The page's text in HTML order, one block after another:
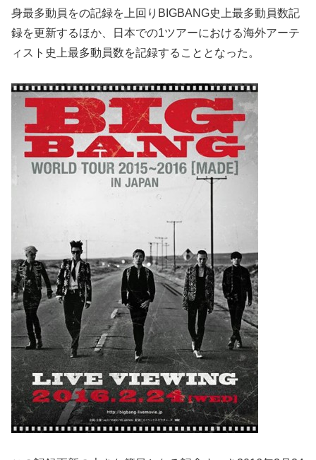
身最多動員をの記録を上回りBIGBANG史上最多動員数記
録を更新するほか、日本での1ツアーにおける海外アーテ
ィスト史上最多動員数を記録することとなった。